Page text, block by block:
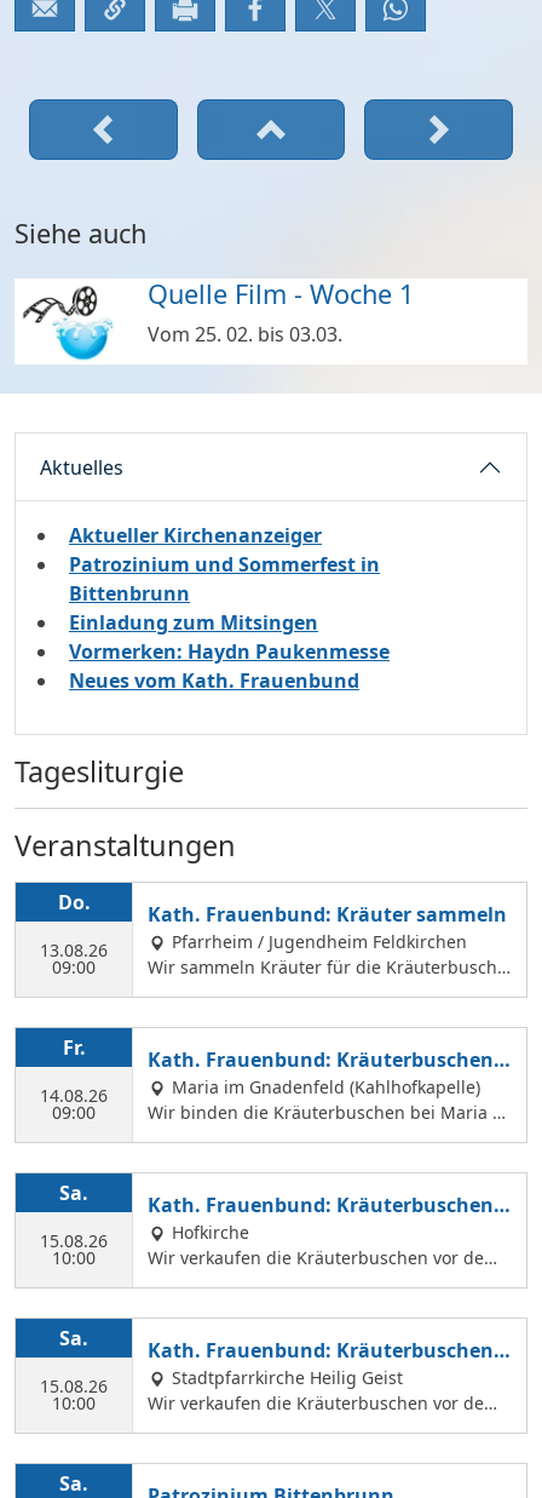
Siehe auch
Quelle Film - Woche 1
Vom 25. 02. bis 03.03.
Aktuelles
Aktueller Kirchenanzeiger
Patrozinium und Sommerfest in
Bittenbrunn
Einladung zum Mitsingen
Vormerken: Haydn Paukenmesse
Neues vom Kath. Frauenbund
Tagesliturgie
Veranstaltungen
Do.
13.08.26
09:00
Kath. Frauenbund: Kräuter sammeln
Pfarrheim / Jugendheim Feldkirchen
Wir sammeln Kräuter für die Kräuterbusche
n, die wir am 14. August binden und an Mar
Margit Ettig am Jugendheim Feldkirchen.
Fr.
14.08.26
09:00
Kath. Frauenbund: Kräuterbuschen b
inden
Maria im Gnadenfeld (Kahlhofkapelle)
Wir binden die Kräuterbuschen bei Maria a
m Kahlhof. Wir brauchen viele Helferinnen z
der Hl. Geist Kirche Kräuterbuschen verkauf
en können.
Sa.
15.08.26
10:00
Kath. Frauenbund: Kräuterbuschen V
erkauf
Hofkirche
Wir verkaufen die Kräuterbuschen vor dem
Festgottesdienst in der Hofkirche.
Sa.
15.08.26
10:00
Kath. Frauenbund: Kräuterbuschen V
erkauf
Stadtpfarrkirche Heilig Geist
Wir verkaufen die Kräuterbuschen vor dem
Festgottesdienst in der Hl. Geist Kirche.
Sa.